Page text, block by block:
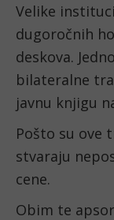
Velike
dugoročnih
deskova.
bilateralne
javnu knjigu
Pošto su ove
stvaraju
cene.
Obim te